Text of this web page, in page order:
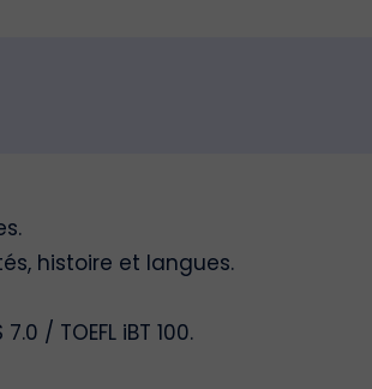
histoire et langues.
/ TOEFL iBT 100.